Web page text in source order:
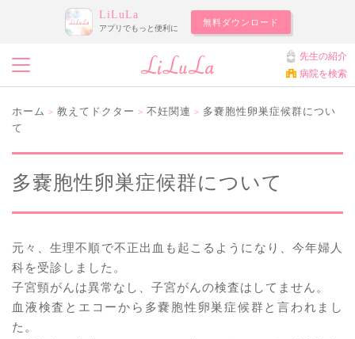
LiLuLa
アプリでもっと便利に
無料ダウンロード
先生の紹介
病院を検索
ホーム > 教えてドクター > 不妊関連 > 多嚢胞性卵巣症候群につい
て
多嚢胞性卵巣症候群について
元々、生理不順で不正出血も起こるようになり、今年婦人
科を受診しました。
子宮頸がんは異常なし、子宮がんの検査はしてません。
血液検査とエコーから多嚢胞性卵巣症候群と言われまし
た。